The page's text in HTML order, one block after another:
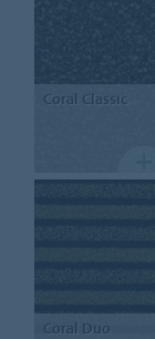
Coral Classic
Coral Duo